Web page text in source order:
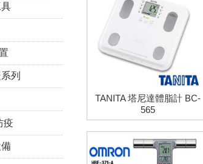
列
疫
TANITA 塔尼達體脂計 BC-
565